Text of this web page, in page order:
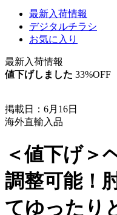
最新入荷情報
デジタルチラシ
お気に入り
最新入荷情報
値下げしました 33%OFF
掲載日：6月16日
海外直輸入品
＜値下げ＞
調整可能！
てゆったり